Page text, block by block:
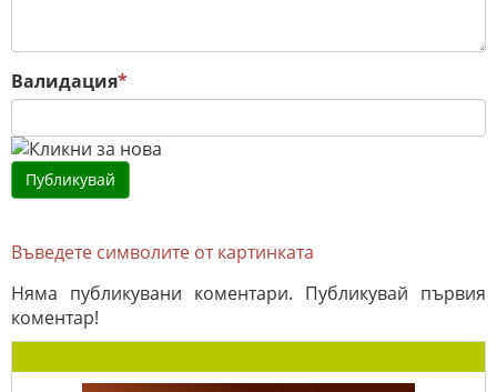
Валидация*
Въведете символите от картинката
Няма публикувани коментари. Публикувай първия
коментар!